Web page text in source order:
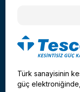
Türk sanayisinin
güç elektroniğinde,